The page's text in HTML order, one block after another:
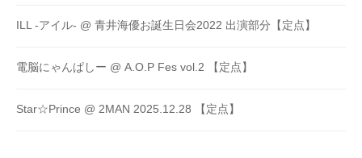
ILL -アイル- @ 青井海優お誕生日会2022 出演部分【定点】
電脳にゃんぱしー @ A.O.P Fes vol.2 【定点】
Star☆Prince @ 2MAN 2025.12.28 【定点】